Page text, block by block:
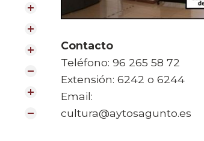
Contacto
Teléfono: 96 265 58 72
Extensión: 6242 o 6244
Email:
cultura@aytosagunto.es